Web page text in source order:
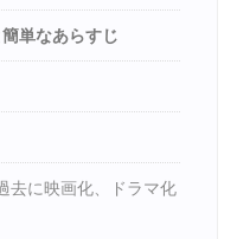
単なあらすじ
去に映画化、ドラマ化